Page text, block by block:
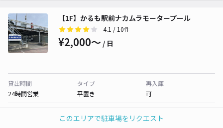
このエリアで駐車場をリクエスト
【1F】かるも駅前ナカムラモータープール
4.1 / 10件
¥2,000〜 / 日
貸出時間
24時間営業
タイプ
平置き
再入庫
可
200cm 以下
200cm 以下